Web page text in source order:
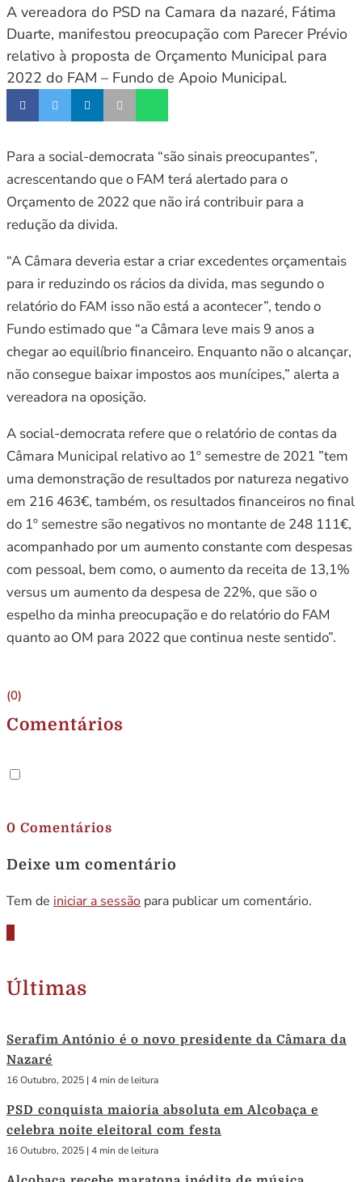
A vereadora do PSD na Camara da nazaré, Fátima
Duarte, manifestou preocupação com Parecer Prévio
relativo à proposta de Orçamento Municipal para
2022 do FAM – Fundo de Apoio Municipal.
Para a social-democrata “são sinais preocupantes”,
acrescentando que o FAM terá alertado para o
Orçamento de 2022 que não irá contribuir para a
redução da divida.
“A Câmara deveria estar a criar excedentes orçamentais
para ir reduzindo os rácios da divida, mas segundo o
relatório do FAM isso não está a acontecer”, tendo o
Fundo estimado que “a Câmara leve mais 9 anos a
chegar ao equilíbrio financeiro. Enquanto não o alcançar,
não consegue baixar impostos aos munícipes,” alerta a
vereadora na oposição.
A social-democrata refere que o relatório de contas da
Câmara Municipal relativo ao 1º semestre de 2021 ”tem
uma demonstração de resultados por natureza negativo
em 216 463€, também, os resultados financeiros no final
do 1º semestre são negativos no montante de 248 111€,
acompanhado por um aumento constante com despesas
com pessoal, bem como, o aumento da receita de 13,1%
versus um aumento da despesa de 22%, que são o
espelho da minha preocupação e do relatório do FAM
quanto ao OM para 2022 que continua neste sentido”.
(0)
Comentários
0 Comentários
Deixe um comentário
Tem de iniciar a sessão para publicar um comentário.
Últimas
Serafim António é o novo presidente da Câmara da
Nazaré
16 Outubro, 2025 | 4 min de leitura
PSD conquista maioria absoluta em Alcobaça e
celebra noite eleitoral com festa
16 Outubro, 2025 | 4 min de leitura